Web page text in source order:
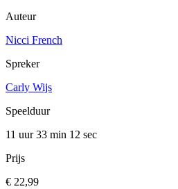
Auteur
Nicci French
Spreker
Carly Wijs
Speelduur
11 uur 33 min 12 sec
Prijs
€ 22,99